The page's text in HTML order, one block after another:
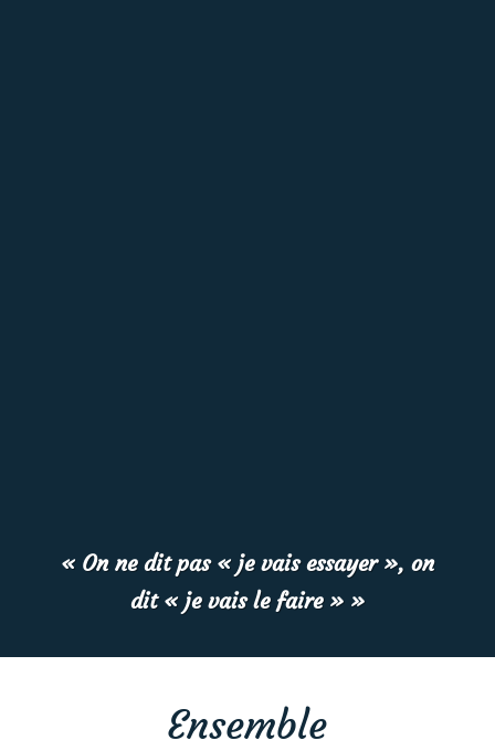
« On ne dit pas « je vais essayer », on
dit « je vais le faire » »
Ensemble